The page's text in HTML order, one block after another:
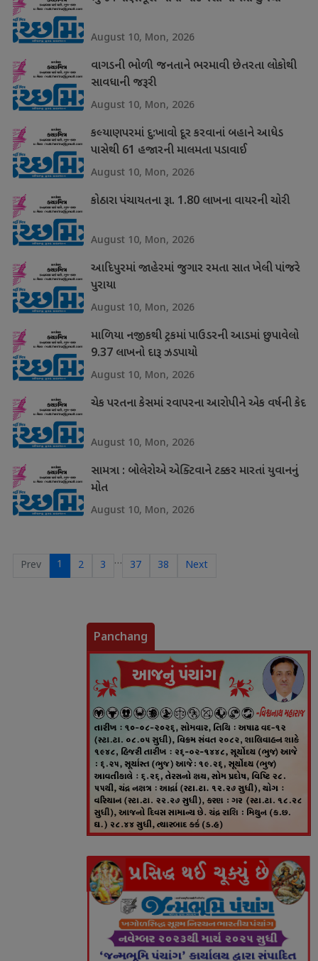
August 10, Mon, 2026
વાગડની ભોળી જનતાને ભરમાવી છેતરતા લોકોથી
સાવધાની જરૂરી
August 10, Mon, 2026
કલ્યાણપરમાં દુ:ખાવો દૂર કરવાનાં બહાને આધેડ
પાસેથી 61 હજારની માલમતા પડાવાઈ
August 10, Mon, 2026
કોઠારા પંચાયતના રૂા. 1.80 લાખના વાયરની ચોરી
August 10, Mon, 2026
આદિપુરમાં જાહેરમાં જુગાર રમતા સાત ખેલી પાંજરે
પુરાયા
August 10, Mon, 2026
માળિયા નજીકથી ટ્રકમાં પાઉડરની આડમાં છુપાવેલો
9.37 લાખનો દારૂ ઝડપાયો
August 10, Mon, 2026
ચેક પરતના કેસમાં રવાપરના આરોપીને એક વર્ષની કેદ
August 10, Mon, 2026
સામત્રા : બોલેરોએ એક્ટિવાને ટક્કર મારતાં યુવાનનું
મોત
August 10, Mon, 2026
Prev 1 2 3 … 37 38 Next
Panchang